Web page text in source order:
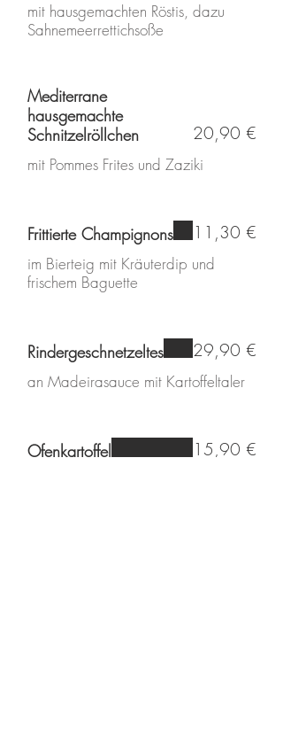
mit hausgemachten Röstis, dazu
Sahnemeerrettichsoße
Mediterrane
hausgemachte
Schnitzelröllchen
mit Pommes Frites und Zaziki
20,90 €
Frittierte Champignons
im Bierteig mit Kräuterdip und
frischem Baguette
11,30 €
Rindergeschnetzeltes
an Madeirasauce mit Kartoffeltaler
29,90 €
Ofenkartoffel 15,90 €